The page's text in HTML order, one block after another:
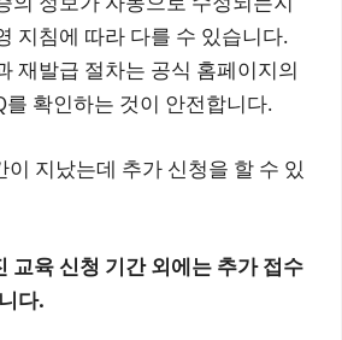
지침에 따라 다를 수 있습니다.
재발급 절차는 공식 홈페이지의
를 확인하는 것이 안전합니다.
이 지났는데 추가 신청을 할 수 있
교육 신청 기간 외에는 추가 접수
다.